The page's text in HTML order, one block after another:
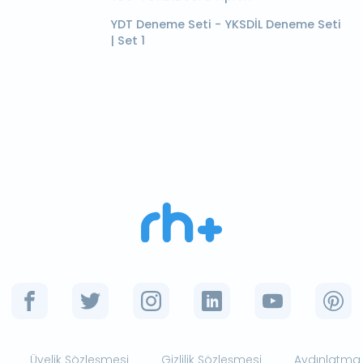
YDT Deneme Seti - YKSDİL Deneme Seti
| Set 1
Üyelik Sözleşmesi Gizlilik Sözleşmesi